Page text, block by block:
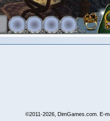
©2011-2026, DimGames.com. E-